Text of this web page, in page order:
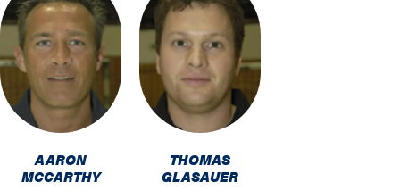
AARON
MCCARTHY
THOMAS
GLASAUER